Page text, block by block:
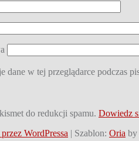
dane w tej przeglądarce podczas
do redukcji spamu. Dowiedz
WordPressa | Szablon: Oria by